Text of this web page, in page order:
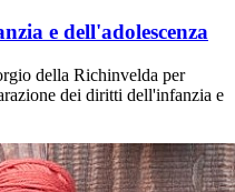
e dell'adolescenza
della Richinvelda per
dei diritti dell'infanzia e